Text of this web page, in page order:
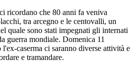
ricordano che 80 anni fa veniva
tra arcegno e le centovalli, un
quale sono stati impegnati gli internati
guerra mondiale. Domenica 11
l'ex-caserma ci saranno diverse attività e
e tramandare.